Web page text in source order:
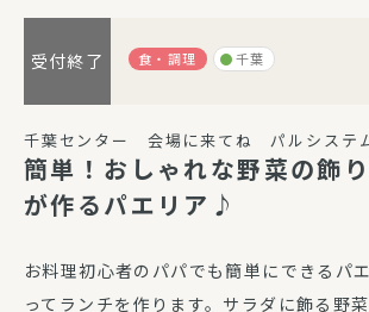
受付終了 食・調理 千葉
千葉センター 会場に来てね パルシステ
簡単！おしゃれな野菜の飾
が作るパエリア♪
お料理初心者のパパでも簡単にできるパ
ってランチを作ります。サラダに飾る野